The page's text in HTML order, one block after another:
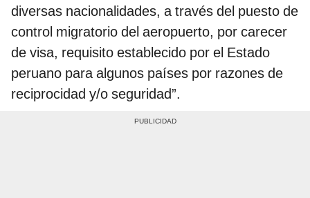
diversas nacionalidades, a través del puesto de
control migratorio del aeropuerto, por carecer
de visa, requisito establecido por el Estado
peruano para algunos países por razones de
reciprocidad y/o seguridad”.